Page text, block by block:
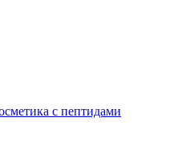
с пептидами